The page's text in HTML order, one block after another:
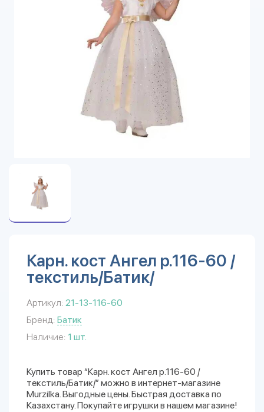
Карн. кост Ангел р.116-60 /
текстиль/Батик/
Артикул: 21-13-116-60
Бренд: Батик
Наличие: 1 шт.
Купить товар “Карн. кост Ангел р.116-60 /
текстиль/Батик/” можно в интернет-магазине
Murzilka. Выгодные цены. Быстрая доставка по
Казахстану. Покупайте игрушки в нашем магазине!